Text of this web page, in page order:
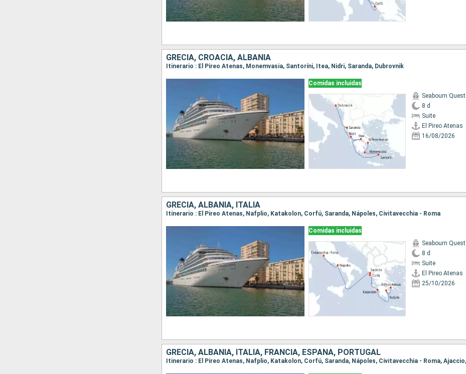
GRECIA, CROACIA, ALBANIA
Itinerario : El Pireo Atenas, Monemvasia, Santoríni, Itea, Nidri, Saranda, Dubrovnik
Comidas incluidas
Seabourn Quest
8 d
Suite
El Pireo Atenas
16/08/2026
GRECIA, ALBANIA, ITALIA
Itinerario : El Pireo Atenas, Nafplio, Katakolon, Corfú, Saranda, Nápoles, Civitavecchia - Roma
Comidas incluidas
Seabourn Quest
8 d
Suite
El Pireo Atenas
25/10/2026
GRECIA, ALBANIA, ITALIA, FRANCIA, ESPAÑA, PORTUGAL